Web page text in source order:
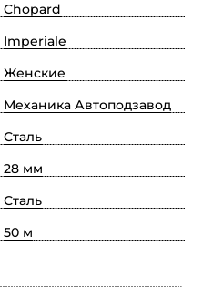
Chopard
Imperiale
Женские
Механика Автоподзавод
Сталь
28 мм
Сталь
50 м